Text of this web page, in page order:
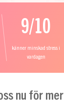
9/10
känner minskad stress i
vardagen
nu för